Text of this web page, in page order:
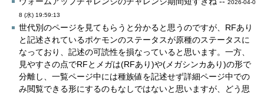
2026-04-0
8 (水) 19:59:13
世代別のページを見てもらうと分かると思うのですが、RFあり
と記述されているポケモンのステータスが原種のステータスに
なっており、記述の可読性を損なっていると思います。一方、
見やすさの点でRFとメガは(RFあり)や(メガシンカあり)の形で
分離し、一覧ページ中には種族値を記述せず詳細ページ中での
み閲覧できる形にするのもなしではないと思いますが、どう思